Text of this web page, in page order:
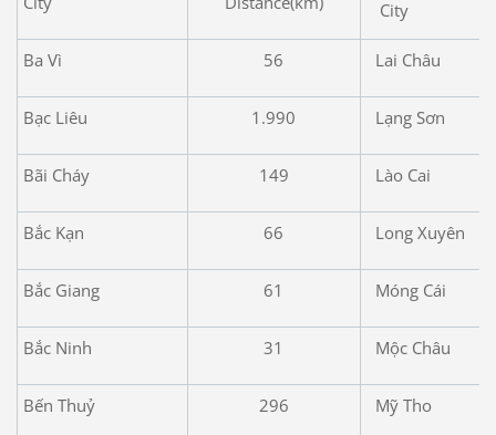
City
Ba Vì 56 Lai Châu
Bạc Liêu 1.990 Lạng Sơn
Bãi Cháy 149 Lào Cai
Bắc Kạn 66 Long Xuyên
Bắc Giang 61 Móng Cái
Bắc Ninh 31 Mộc Châu
Bến Thuỷ 296 Mỹ Tho